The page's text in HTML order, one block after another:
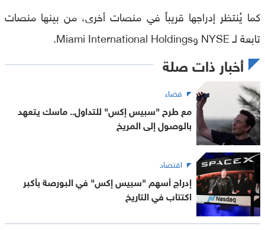
كما يُنتظر إدراجها قريباً في منصات أخرى، من بينها منصات
تابعة لـ NYSE وMiami International Holdings.
أخبار ذات صلة
فضاء
مع طرح "سبيس إكس" للتداول.. ماسك يتعهد
بالوصول إلى المريخ
اقتصاد
إدراج أسهم "سبيس إكس" في البورصة بأكبر
اكتتاب في التاريخ